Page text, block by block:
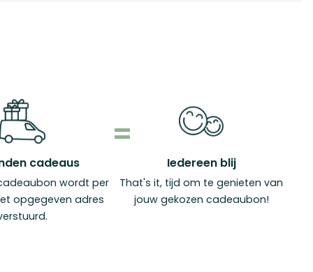
cadeaus
wordt per
opgegeven adres
Iedereen blij
That's it, tijd om te genieten van
jouw gekozen cadeaubon!